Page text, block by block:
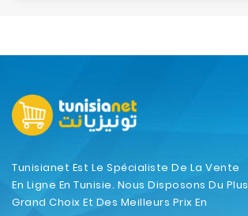
Tunisianet Est Le Spécialiste De La Vente
En Ligne En Tunisie. Nous Disposons Du Plus
Grand Choix Et Des Meilleurs Prix En